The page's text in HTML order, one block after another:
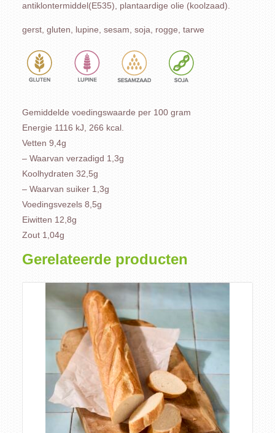
antiklontermiddel(E535), plantaardige olie (koolzaad).
gerst, gluten, lupine, sesam, soja, rogge, tarwe
Gemiddelde voedingswaarde per 100 gram
Energie 1116 kJ, 266 kcal.
Vetten 9,4g
– Waarvan verzadigd 1,3g
Koolhydraten 32,5g
– Waarvan suiker 1,3g
Voedingsvezels 8,5g
Eiwitten 12,8g
Zout 1,04g
Gerelateerde producten